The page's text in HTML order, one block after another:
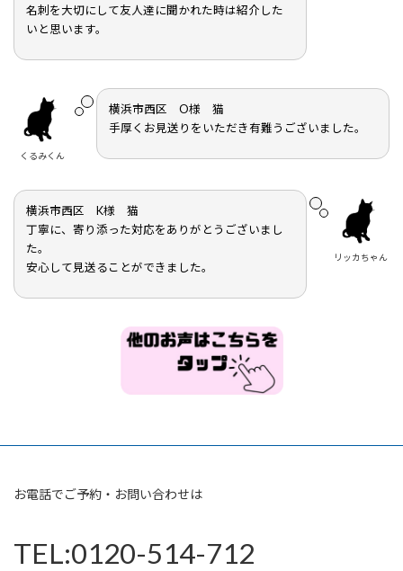
名刺を大切にして友人達に聞かれた時は紹介した
いと思います。
くるみくん
横浜市西区 O様 猫
手厚くお見送りをいただき有難うございました。
リッカちゃん
横浜市西区 K様 猫
丁寧に、寄り添った対応をありがとうございまし
た。
安心して見送ることができました。
お電話でご予約・お問い合わせは
TEL:0120-514-712